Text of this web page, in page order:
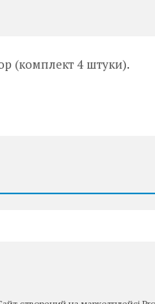
(комплект 4 штуки).